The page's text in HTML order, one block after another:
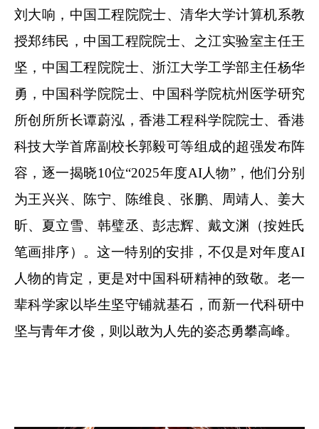
刘大响，中国工程院院士、清华大学计算机系教
授郑纬民，中国工程院院士、之江实验室主任王
坚，中国工程院院士、浙江大学工学部主任杨华
勇，中国科学院院士、中国科学院杭州医学研究
所创所所长谭蔚泓，香港工程科学院院士、香港
科技大学首席副校长郭毅可等组成的超强发布阵
容，逐一揭晓10位“2025年度AI人物”，他们分别
为王兴兴、陈宁、陈维良、张鹏、周靖人、姜大
昕、夏立雪、韩璧丞、彭志辉、戴文渊（按姓氏
笔画排序）。这一特别的安排，不仅是对年度AI
人物的肯定，更是对中国科研精神的致敬。老一
辈科学家以毕生坚守铺就基石，而新一代科研中
坚与青年才俊，则以敢为人先的姿态勇攀高峰。